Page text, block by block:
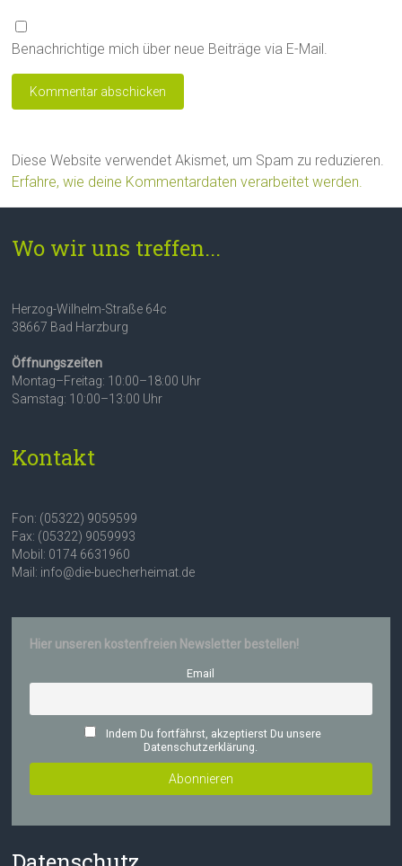
Benachrichtige mich über neue Beiträge via E-Mail.
Diese Website verwendet Akismet, um Spam zu reduzieren.
Erfahre, wie deine Kommentardaten verarbeitet werden.
Wo wir uns treffen...
Herzog-Wilhelm-Straße 64c
38667 Bad Harzburg
Öffnungszeiten
Montag–Freitag: 10:00–18:00 Uhr
Samstag: 10:00–13:00 Uhr
Kontakt
Fon: (05322) 9059599
Fax: (05322) 9059993
Mobil: 0174 6631960
Mail: info@die-buecherheimat.de
Hier unseren kostenfreien Newsletter bestellen!
Email
Indem Du fortfährst, akzeptierst Du unsere
Datenschutzerklärung.